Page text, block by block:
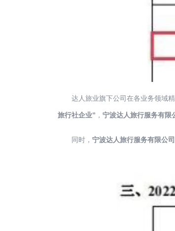
达人旅业旗下公司在各业务领域精
旅行社企业” ， 宁波达人旅行服务有限
同时， 宁波达人旅行服务有限公司